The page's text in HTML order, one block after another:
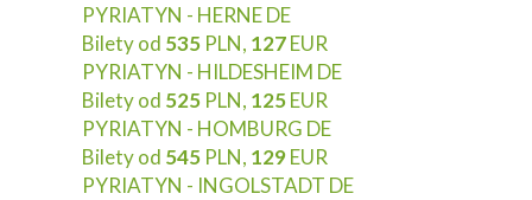
PYRIATYN - HERNE DE
Bilety od 535 PLN, 127EUR
PYRIATYN - HILDESHEIM DE
Bilety od 525 PLN, 125EUR
PYRIATYN - HOMBURG DE
Bilety od 545 PLN, 129EUR
PYRIATYN - INGOLSTADT DE